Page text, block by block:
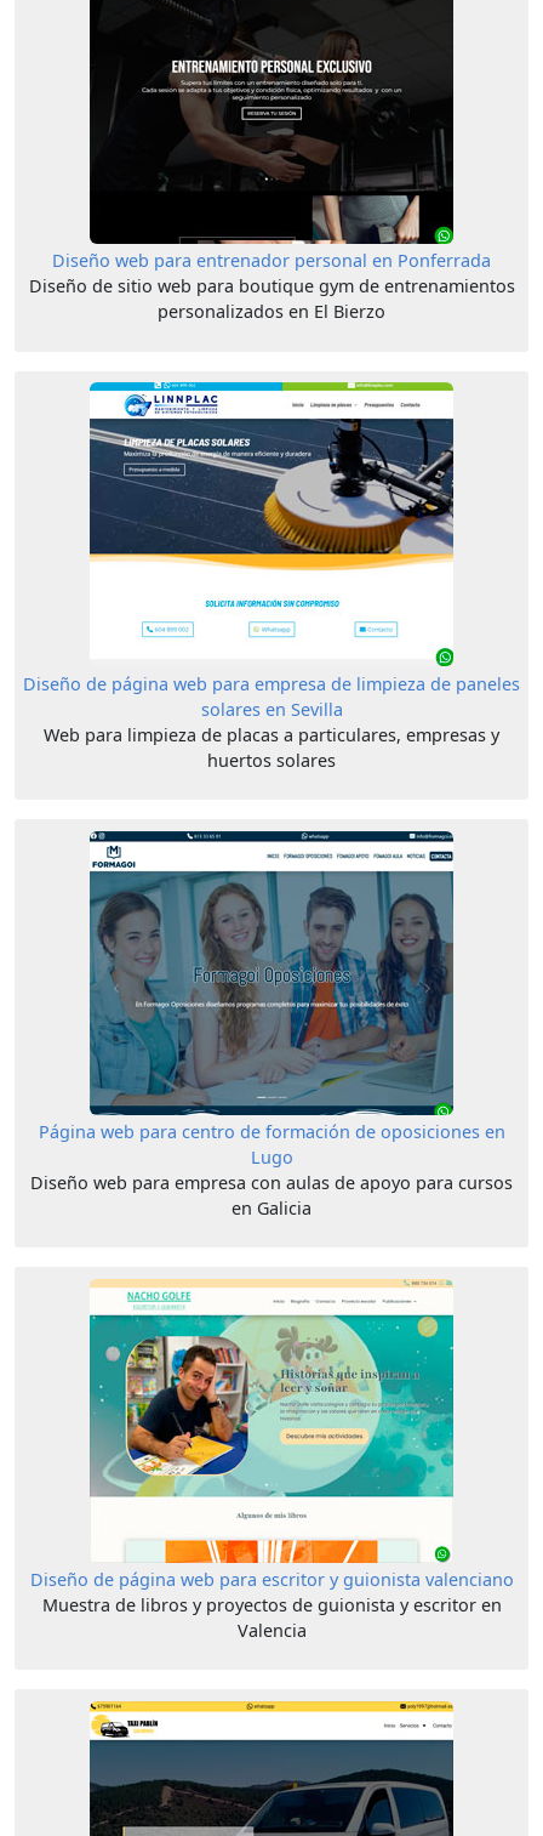
Diseño web para entrenador personal en Ponferrada
Diseño de sitio web para boutique gym de entrenamientos
personalizados en El Bierzo
Diseño de página web para empresa de limpieza de paneles
solares en Sevilla
Web para limpieza de placas a particulares, empresas y
huertos solares
Página web para centro de formación de oposiciones en
Lugo
Diseño web para empresa con aulas de apoyo para cursos
en Galicia
Diseño de página web para escritor y guionista valenciano
Muestra de libros y proyectos de guionista y escritor en
Valencia